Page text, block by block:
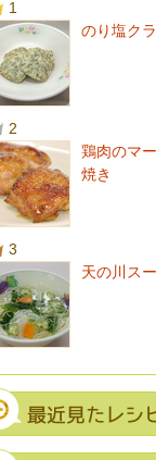
1
のり塩ク
2
鶏肉のマ
焼き
3
天の川ス